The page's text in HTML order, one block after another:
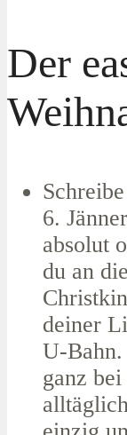
Der
6.
absolut
du an
deiner
U-Bahn.
ganz